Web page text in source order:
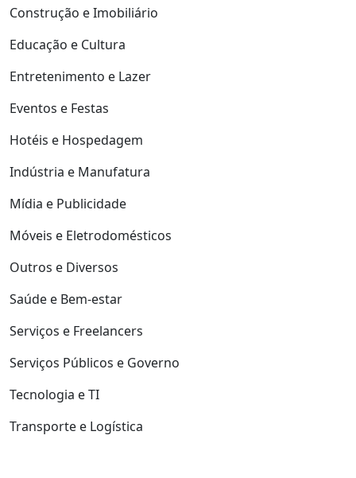
Construção e Imobiliário
Educação e Cultura
Entretenimento e Lazer
Eventos e Festas
Hotéis e Hospedagem
Indústria e Manufatura
Mídia e Publicidade
Móveis e Eletrodomésticos
Outros e Diversos
Saúde e Bem-estar
Serviços e Freelancers
Serviços Públicos e Governo
Tecnologia e TI
Transporte e Logística